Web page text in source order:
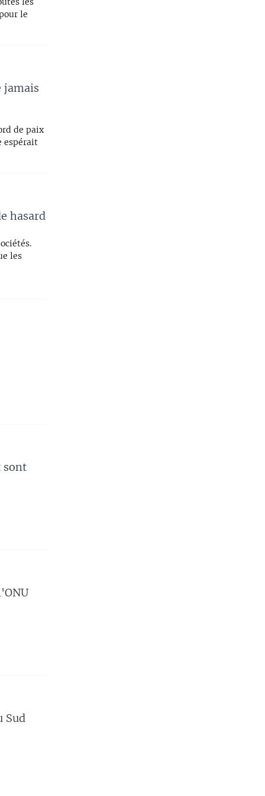
le
jamais
de paix
espérait
hasard
les
sont
Sud